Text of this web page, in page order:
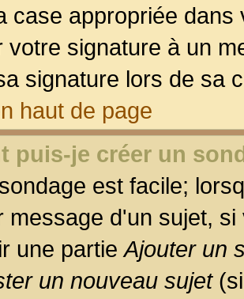
case appropriée
votre signature à un
signature lors de sa
haut de page
puis-je créer un
est facile;
message d'un sujet,
une partieAjouter un
un nouveau sujet(si